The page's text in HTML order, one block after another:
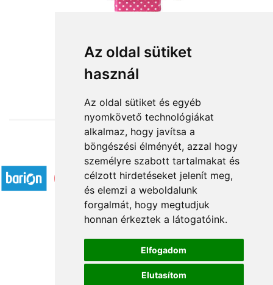
Az oldal sütiket
használ
Az oldal sütiket és egyéb
nyomkövető technológiákat
alkalmaz, hogy javítsa a
böngészési élményét, azzal hogy
személyre szabott tartalmakat és
célzott hirdetéseket jelenít meg,
és elemzi a weboldalunk
forgalmát, hogy megtudjuk
honnan érkeztek a látogatóink.
Elfogadom
Elutasítom
Pinki
29 140 Ft-tól
Elfogadott fizetési módok
Á.SZ.F.
Impresszum
Adatkezelési tájékoztató